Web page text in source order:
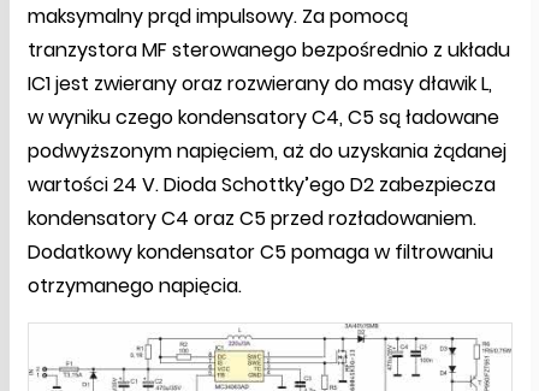
maksymalny prąd impulsowy. Za pomocą
tranzystora MF sterowanego bezpośrednio z układu
IC1 jest zwierany oraz rozwierany do masy dławik L,
w wyniku czego kondensatory C4, C5 są ładowane
podwyższonym napięciem, aż do uzyskania żądanej
wartości 24 V. Dioda Schottky’ego D2 zabezpiecza
kondensatory C4 oraz C5 przed rozładowaniem.
Dodatkowy kondensator C5 pomaga w filtrowaniu
otrzymanego napięcia.